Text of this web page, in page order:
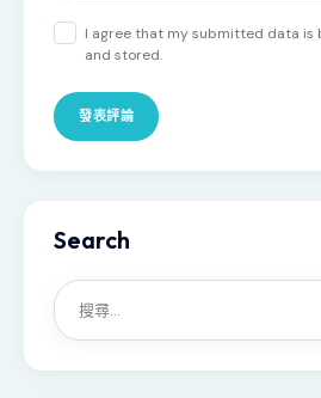
I agree that my submitted data is
and stored.
Search